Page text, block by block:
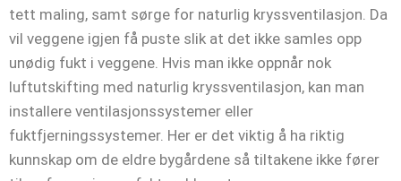
tett maling, samt sørge for naturlig kryssventilasjon. Da
vil veggene igjen få puste slik at det ikke samles opp
unødig fukt i veggene. Hvis man ikke oppnår nok
luftutskifting med naturlig kryssventilasjon, kan man
installere ventilasjonssystemer eller
fuktfjerningssystemer. Her er det viktig å ha riktig
kunnskap om de eldre bygårdene så tiltakene ikke fører